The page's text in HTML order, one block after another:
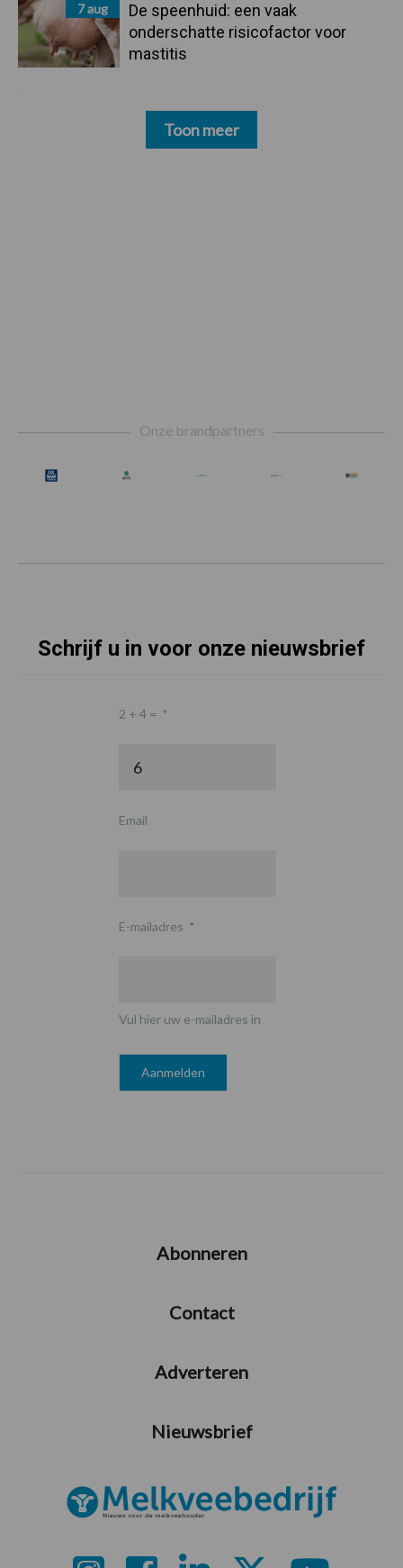
7 aug
De speenhuid: een vaak
onderschatte risicofactor voor
mastitis
Toon meer
Onze brandpartners
Schrijf u in voor onze nieuwsbrief
2 + 4 = *
Email
E-mailadres *
Vul hier uw e-mailadres in
Abonneren
Contact
Adverteren
Nieuwsbrief